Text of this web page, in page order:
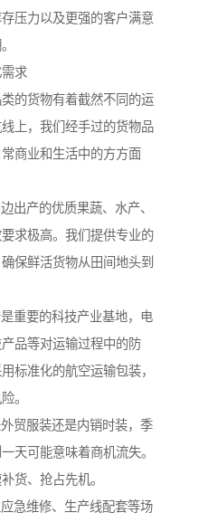
压力以及更强的客户满意
求
的货物有着截然不同的运
上，我们经手过的货物品
商业和生活中的方方面
出产的优质果蔬、水产、
求极高。我们提供专业的
保鲜活货物从田间地头到
重要的科技产业基地，电
品等对运输过程中的防
标准化的航空运输包装，
。
贸服装还是内销时装，季
天可能意味着商机流失。
货、抢占先机。
急维修、生产线配套等场